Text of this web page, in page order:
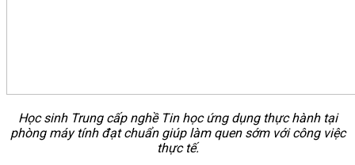
Học sinh Trung cấp nghề Tin học ứng dụng thực hành tại
phòng máy tính đạt chuẩn giúp làm quen sớm với công việc
thực tế.